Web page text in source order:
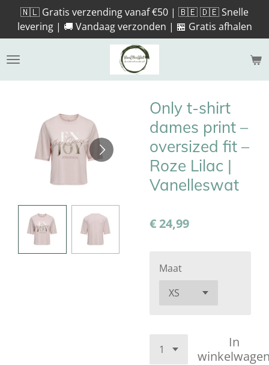
direct
naar
de
🇳🇱 Gratis verzending vanaf €50 | 🇧🇪 🇩🇪 Snelle
levering | 🚚 Vandaag verzonden | 🏪 Gratis afhalen
Only t-shirt
dames print –
oversized fit –
Roze Lilac |
Vanelleswat
€ 24,99
Maat
In